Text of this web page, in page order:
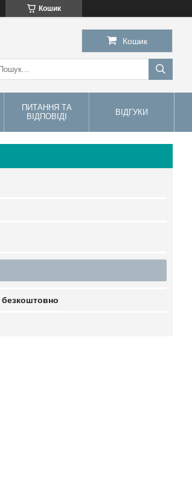
Кошик
Кошик
ПИТАННЯ ТА
ВІДПОВІДІ
ВІДГУКИ
безкоштовно